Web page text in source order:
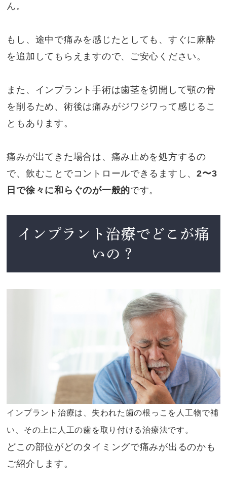
ん。
もし、途中で痛みを感じたとしても、すぐに麻酔
を追加してもらえますので、ご安心ください。
また、インプラント手術は歯茎を切開して顎の骨
を削るため、術後は痛みがジワジワって感じるこ
ともあります。
痛みが出てきた場合は、痛み止めを処方するの
で、飲むことでコントロールできるますし、2〜3
日で徐々に和らぐのが一般的です。
インプラント治療でどこが痛
いの？
インプラント治療は、失われた歯の根っこを人工物で補
い、その上に人工の歯を取り付ける治療法です。
どこの部位がどのタイミングで痛みが出るのかも
ご紹介します。